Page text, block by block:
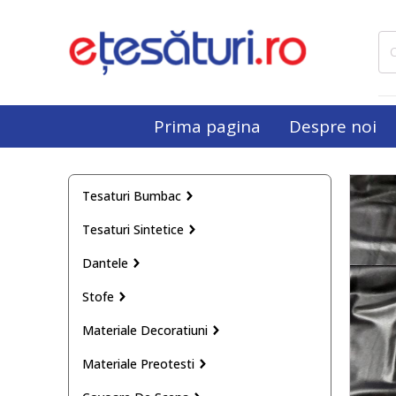
Prima pagina Despre noi
Tesaturi Bumbac
Tesaturi Sintetice
Dantele
Stofe
Materiale Decoratiuni
Materiale Preotesti